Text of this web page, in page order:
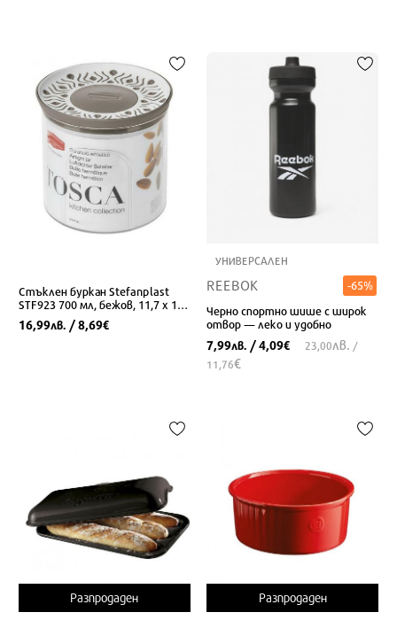
Стъклен буркан Stefanplast
STF923 700 мл, бежов, 11,7 x 11
x 11,7 см
16,99лв. / 8,69€
УНИВЕРСАЛЕН
REEBOK
-65%
Черно спортно шише с широк
отвор — леко и удобно
7,99лв. / 4,09€ 23,00лв. /
11,76€
Разпродаден Разпродаден